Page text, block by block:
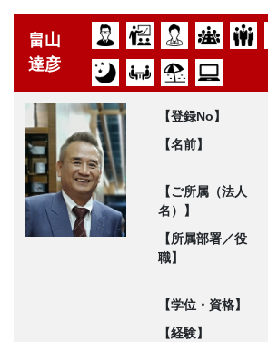
畠山
達彦
【登録No】
【名前】
【ご所属（法人
名）】
【所属部署／役
職】
【学位・資格】
【経験】